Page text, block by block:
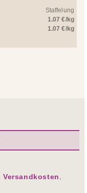
Staffelung
1.07 €/kg
1.07 €/kg
Versandkosten